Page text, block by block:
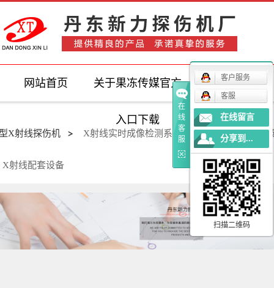
网站首页 关于果冻传媒官方
入口下载
产品中心
X射线探伤机 X射线实时成像检测系统 X射线成像及升
X射线配套设备
在
线
客
服
客户服务
客服
在线留言
分享到...
扫描二维码